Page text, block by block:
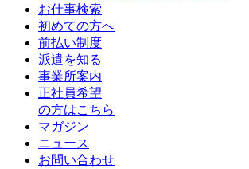
お仕事検索
初めての方へ
前払い制度
派遣を知る
事業所案内
正社員希望
の方はこちら
マガジン
ニュース
お問い合わせ